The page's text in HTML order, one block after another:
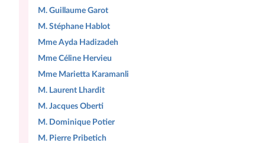
M. Guillaume Garot
M. Stéphane Hablot
Mme Ayda Hadizadeh
Mme Céline Hervieu
Mme Marietta Karamanli
M. Laurent Lhardit
M. Jacques Oberti
M. Dominique Potier
M. Pierre Pribetich